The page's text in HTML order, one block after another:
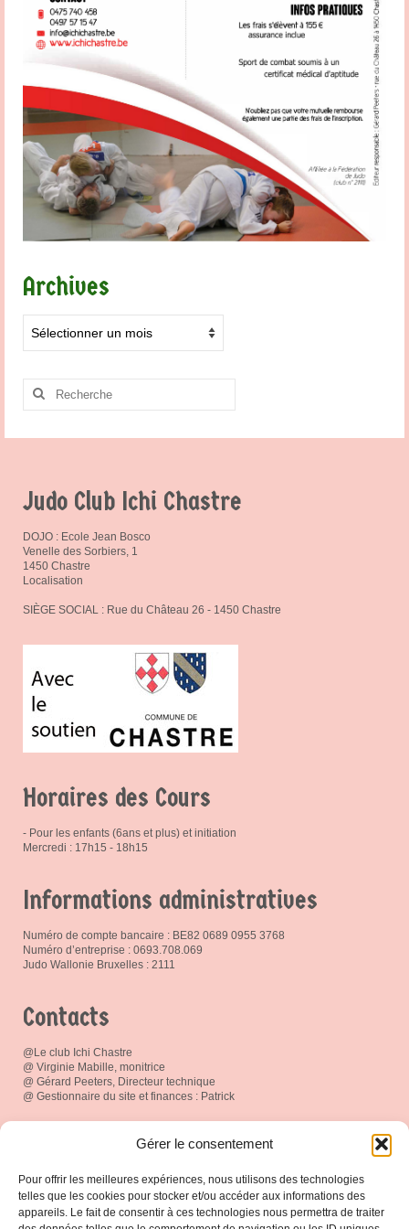
Gérer le consentement
Pour offrir les meilleures expériences, nous utilisons des technologies
telles que les cookies pour stocker et/ou accéder aux informations des
appareils. Le fait de consentir à ces technologies nous permettra de traiter
Archives
Rechercher
Judo Club Ichi Chastre
DOJO : Ecole Jean Bosco
Venelle des Sorbiers, 1
1450 Chastre
Localisation
SIÈGE SOCIAL : Rue du Château 26 - 1450 Chastre
Horaires des Cours
- Pour les enfants (6ans et plus) et initiation
Mercredi : 17h15 - 18h15
Informations administratives
Numéro de compte bancaire : BE82 0689 0955 3768
Numéro d’entreprise : 0693.708.069
Judo Wallonie Bruxelles : 2111
Contacts
@Le club Ichi Chastre
@ Virginie Mabille, monitrice
@ Gérard Peeters, Directeur technique
@ Gestionnaire du site et finances : Patrick
Réseau social